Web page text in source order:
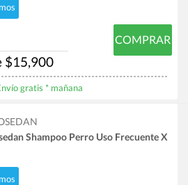
$15,900
COMPRAR
gratis * mañana
Shampoo Perro Uso Frecuente X